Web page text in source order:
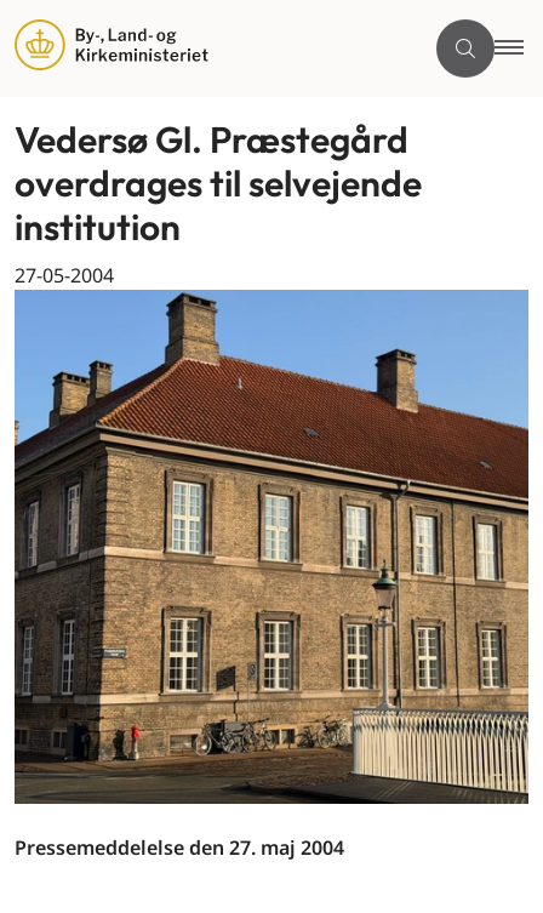
Vedersø Gl. Præstegård
overdrages til selvejende
institution
27-05-2004
Pressemeddelelse den 27. maj 2004